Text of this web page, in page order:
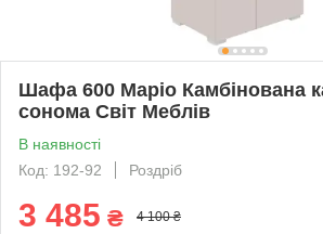
Шафа 600 Маріо Камбінована
сонома Світ Меблів
В наявності
Код: 192-92
Роздріб
3 485 ₴ 4 100 ₴